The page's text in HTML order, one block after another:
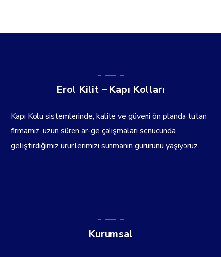
Erol Kilit – Kapı Kolları
Kapı Kolu sistemlerinde, kalite ve güveni ön planda tutan
firmamız, uzun süren ar-ge çalışmaları sonucunda
geliştirdiğimiz ürünlerimizi sunmanın gururunu yaşıyoruz.
Kurumsal